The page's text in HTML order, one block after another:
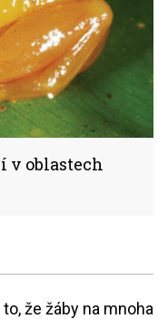
v oblastech
že žáby na mnoha